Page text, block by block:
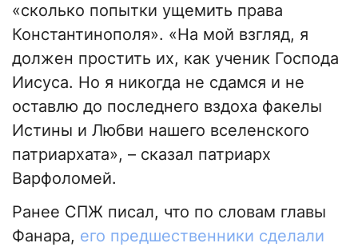
«сколько попытки ущемить права
Константинополя». «На мой взгляд, я
должен простить их, как ученик Господа
Иисуса. Но я никогда не сдамся и не
оставлю до последнего вздоха факелы
Истины и Любви нашего вселенского
патриархата», – сказал патриарх
Варфоломей.
Ранее СПЖ писал, что по словам главы
Фанара, его предшественники сделали